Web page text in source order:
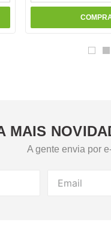
MAIS
A gente envia por